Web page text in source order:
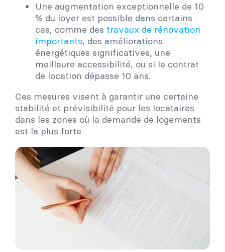
Une augmentation exceptionnelle de 10
% du loyer est possible dans certains
cas, comme des travaux de rénovation
importants, des améliorations
énergétiques significatives, une
meilleure accessibilité, ou si le contrat
de location dépasse 10 ans.
Ces mesures visent à garantir une certaine
stabilité et prévisibilité pour les locataires
dans les zones où la demande de logements
est la plus forte.